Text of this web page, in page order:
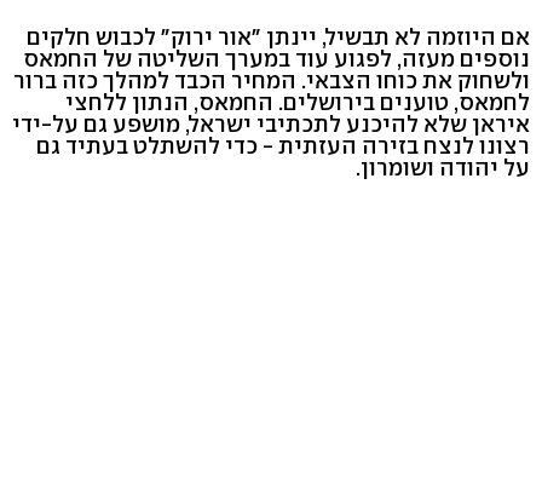
אם היוזמה לא תבשיל, יינתן "אור ירוק" לכבוש חלקים
נוספים מעזה, לפגוע עוד במערך השליטה של החמאס
ולשחוק את כוחו הצבאי. המחיר הכבד למהלך כזה ברור
לחמאס, טוענים בירושלים. החמאס, הנתון ללחצי
איראן שלא להיכנע לתכתיבי ישראל, מושפע גם על-ידי
רצונו לנצח בזירה העזתית - כדי להשתלט בעתיד גם
על יהודה ושומרון.